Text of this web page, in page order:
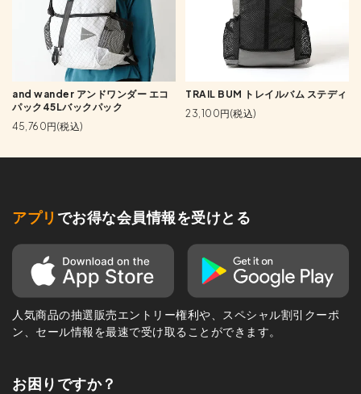
and wander アンドワンダー エコ
パック45Lバックパック
45,760円(税込)
TRAIL BUM トレイルバム ステディ
23,100円(税込)
アプリ でお得な会員情報を受けとる
人気商品の抽選販売エントリー権利や、スペシャル割引クーポ
ン、セール情報を最速で受け取ることができます。
お困りですか？